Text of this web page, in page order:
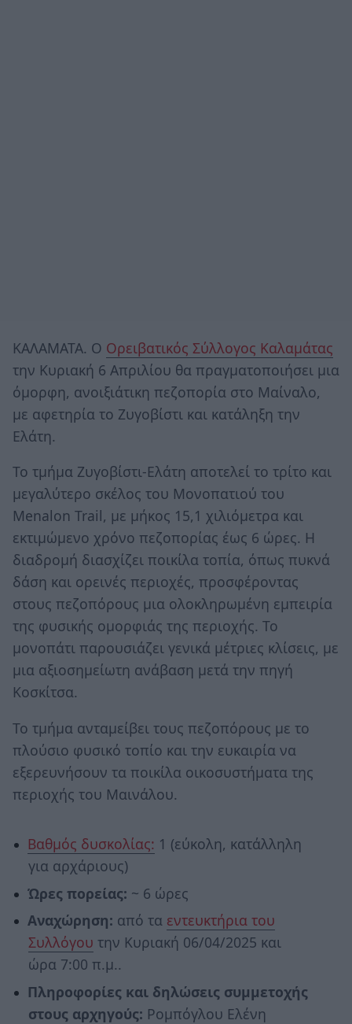
ΚΑΛΑΜΑΤΑ. Ο Ορειβατικός Σύλλογος Καλαμάτας
την Κυριακή 6 Απριλίου θα πραγματοποιήσει μια
όμορφη, ανοιξιάτικη πεζοπορία στο Μαίναλο,
με αφετηρία το Ζυγοβίστι και κατάληξη την
Ελάτη.
Το τμήμα Ζυγοβίστι-Ελάτη αποτελεί το τρίτο και
μεγαλύτερο σκέλος του Μονοπατιού του
Menalon Trail, με μήκος 15,1 χιλιόμετρα και
εκτιμώμενο χρόνο πεζοπορίας έως 6 ώρες. Η
διαδρομή διασχίζει ποικίλα τοπία, όπως πυκνά
δάση και ορεινές περιοχές, προσφέροντας
στους πεζοπόρους μια ολοκληρωμένη εμπειρία
της φυσικής ομορφιάς της περιοχής. Το
μονοπάτι παρουσιάζει γενικά μέτριες κλίσεις, με
μια αξιοσημείωτη ανάβαση μετά την πηγή
Κοσκίτσα.
Το τμήμα ανταμείβει τους πεζοπόρους με το
πλούσιο φυσικό τοπίο και την ευκαιρία να
εξερευνήσουν τα ποικίλα οικοσυστήματα της
περιοχής του Μαινάλου.
Βαθμός δυσκολίας: 1 (εύκολη, κατάλληλη
για αρχάριους)
Ώρες πορείας: ~ 6 ώρες
Αναχώρηση: από τα εντευκτήρια του
Συλλόγου την Κυριακή 06/04/2025 και
ώρα 7:00 π.μ..
Πληροφορίες και δηλώσεις συμμετοχής
στους αρχηγούς: Ρομπόγλου Ελένη